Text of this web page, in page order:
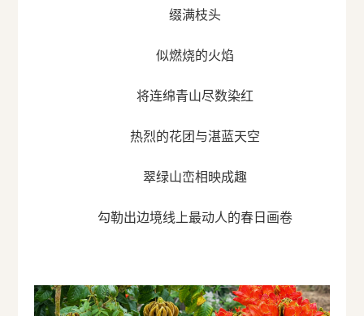
缀满枝头
似燃烧的火焰
将连绵青山尽数染红
热烈的花团与湛蓝天空
翠绿山峦相映成趣
勾勒出边境线上最动人的春日画卷